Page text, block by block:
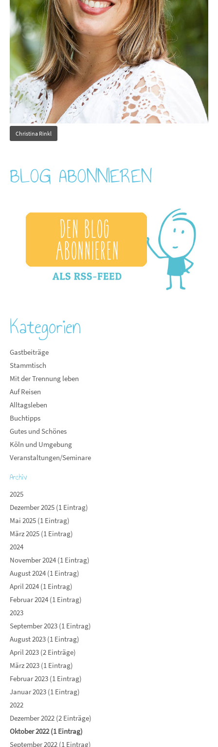
Christina Rinkl
BLOG ABONNIEREN
Kategorien
Gastbeiträge
Stammtisch
Mit der Trennung leben
Auf Reisen
Alltagsleben
Buchtipps
Gutes und Schönes
Köln und Umgebung
Veranstaltungen/Seminare
Archiv
2025
Dezember 2025 (1 Eintrag)
Mai 2025 (1 Eintrag)
März 2025 (1 Eintrag)
2024
November 2024 (1 Eintrag)
August 2024 (1 Eintrag)
April 2024 (1 Eintrag)
Februar 2024 (1 Eintrag)
2023
September 2023 (1 Eintrag)
August 2023 (1 Eintrag)
April 2023 (2 Einträge)
März 2023 (1 Eintrag)
Februar 2023 (1 Eintrag)
Januar 2023 (1 Eintrag)
2022
Dezember 2022 (2 Einträge)
Oktober 2022 (1 Eintrag)
September 2022 (1 Eintrag)